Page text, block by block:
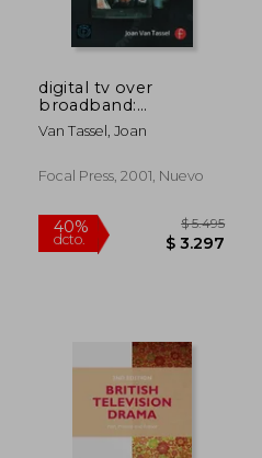
50%
digital tv over
broadband:
harvesting bandwidth
(en Inglés)
Van Tassel, Joan
Focal Press, 2001, Nuevo